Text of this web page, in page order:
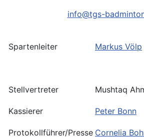
info@tgs-
Spartenleiter Markus Völp
Stellvertreter Mushtaq
Kassierer Peter Bonn
Protokollführer/Presse Cornelia